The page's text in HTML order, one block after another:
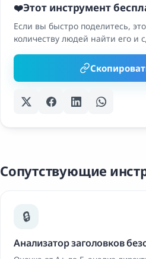
❤️Этот инструмент
Если вы быстро поделитесь,
количеству людей найти его и
Сопутствующие
🔒
Анализатор заголовков